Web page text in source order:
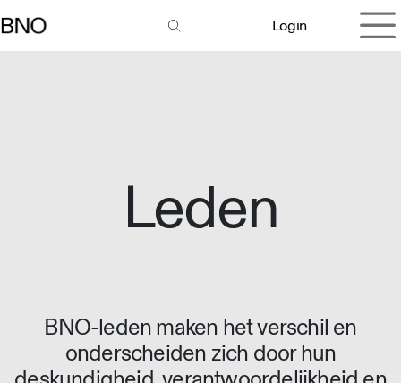
Login
Leden
BNO-leden maken het verschil en
onderscheiden zich door hun